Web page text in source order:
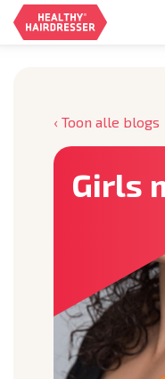
‹ Toon alle blogs
Girls